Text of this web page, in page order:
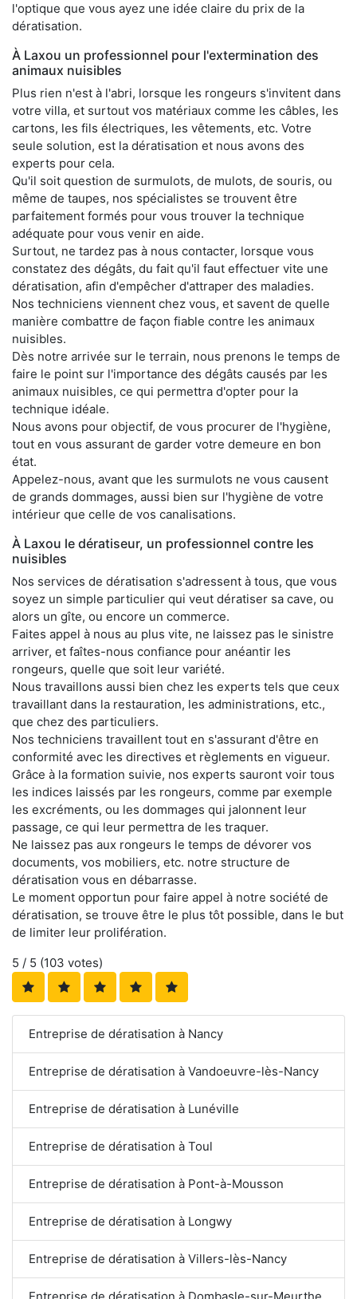
l'optique que vous ayez une idée claire du prix de la
dératisation.
À Laxou un professionnel pour l'extermination des
animaux nuisibles
Plus rien n'est à l'abri, lorsque les rongeurs s'invitent dans
votre villa, et surtout vos matériaux comme les câbles, les
cartons, les fils électriques, les vêtements, etc. Votre
seule solution, est la dératisation et nous avons des
experts pour cela.
Qu'il soit question de surmulots, de mulots, de souris, ou
même de taupes, nos spécialistes se trouvent être
parfaitement formés pour vous trouver la technique
adéquate pour vous venir en aide.
Surtout, ne tardez pas à nous contacter, lorsque vous
constatez des dégâts, du fait qu'il faut effectuer vite une
dératisation, afin d'empêcher d'attraper des maladies.
Nos techniciens viennent chez vous, et savent de quelle
manière combattre de façon fiable contre les animaux
nuisibles.
Dès notre arrivée sur le terrain, nous prenons le temps de
faire le point sur l'importance des dégâts causés par les
animaux nuisibles, ce qui permettra d'opter pour la
technique idéale.
Nous avons pour objectif, de vous procurer de l'hygiène,
tout en vous assurant de garder votre demeure en bon
état.
Appelez-nous, avant que les surmulots ne vous causent
de grands dommages, aussi bien sur l'hygiène de votre
intérieur que celle de vos canalisations.
À Laxou le dératiseur, un professionnel contre les
nuisibles
Nos services de dératisation s'adressent à tous, que vous
soyez un simple particulier qui veut dératiser sa cave, ou
alors un gîte, ou encore un commerce.
Faites appel à nous au plus vite, ne laissez pas le sinistre
arriver, et faîtes-nous confiance pour anéantir les
rongeurs, quelle que soit leur variété.
Nous travaillons aussi bien chez les experts tels que ceux
travaillant dans la restauration, les administrations, etc.,
que chez des particuliers.
Nos techniciens travaillent tout en s'assurant d'être en
conformité avec les directives et règlements en vigueur.
Grâce à la formation suivie, nos experts sauront voir tous
les indices laissés par les rongeurs, comme par exemple
les excréments, ou les dommages qui jalonnent leur
passage, ce qui leur permettra de les traquer.
Ne laissez pas aux rongeurs le temps de dévorer vos
documents, vos mobiliers, etc. notre structure de
dératisation vous en débarrasse.
Le moment opportun pour faire appel à notre société de
dératisation, se trouve être le plus tôt possible, dans le but
de limiter leur prolifération.
5 / 5 (103 votes)
Entreprise de dératisation à Nancy
Entreprise de dératisation à Vandoeuvre-lès-Nancy
Entreprise de dératisation à Lunéville
Entreprise de dératisation à Toul
Entreprise de dératisation à Pont-à-Mousson
Entreprise de dératisation à Longwy
Entreprise de dératisation à Villers-lès-Nancy